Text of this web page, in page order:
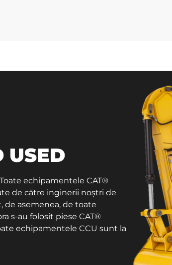
USED
echipamentele CAT®
de către inginerii noștri de
de asemenea, de toate
s-au folosit piese CAT®
echipamentele CCU sunt la